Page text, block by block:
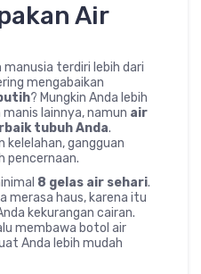
Air
terdiri lebih dari
mengabaikan
? Mungkin Anda lebih
lainnya, namun air
tubuh Anda.
kelelahan, gangguan
pencernaan.
8 gelas air sehari.
merasa haus, karena itu
kekurangan cairan.
membawa botol air
Anda lebih mudah